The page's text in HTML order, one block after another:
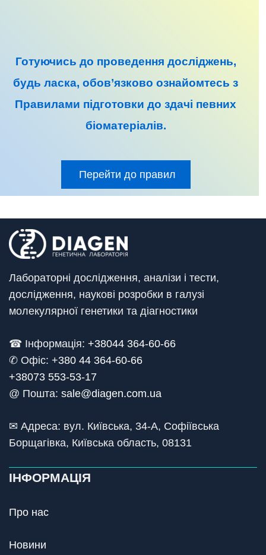
Готуючись до проведення досліджень,
будь ласка, обов’язково ознайомтесь з
Правилами підготовки до здачі певних
біоматеріалів.
Перейти до правил
Лабораторні дослідження, аналізи і тести,
дослідження, наукові розробки в галузі
молекулярної генетики та діагностики
☎ Інформація: +38044 364-60-66
✆ Офіс: +380 44 364-60-66
+38073 553-53-17
@ Пошта: sale@diagen.com.ua
✉ Адреса: вул. Київська, 34-А, Софіївська
Борщагівка, Київська область, 08131
ІНФОРМАЦІЯ
Про нас
Новини